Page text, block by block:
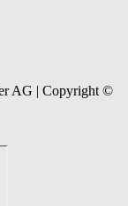
AG | Copyright ©